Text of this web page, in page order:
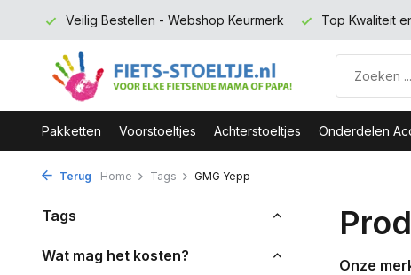
Top Kwaliteit en zeer Duurzaam Gratis verzending
Pakketten Voorstoeltjes Achterstoeltjes Onderdelen
Terug Home Tags GMG Yepp
Tags
Wat mag het kosten?
Onze